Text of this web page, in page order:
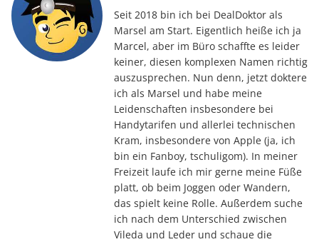
Seit 2018 bin ich bei DealDoktor als
Marsel am Start. Eigentlich heiße ich ja
Marcel, aber im Büro schaffte es leider
keiner, diesen komplexen Namen richtig
auszusprechen. Nun denn, jetzt doktere
ich als Marsel und habe meine
Leidenschaften insbesondere bei
Handytarifen und allerlei technischen
Kram, insbesondere von Apple (ja, ich
bin ein Fanboy, tschuligom). In meiner
Freizeit laufe ich mir gerne meine Füße
platt, ob beim Joggen oder Wandern,
das spielt keine Rolle. Außerdem suche
ich nach dem Unterschied zwischen
Vileda und Leder und schaue die